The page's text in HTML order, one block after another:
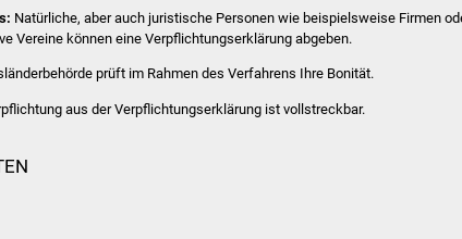
Natürliche, aber auch juristische Personen wie beispielsweise Firmen
Vereine können eine Verpflichtungserklärung abgeben.
prüft im Rahmen des Verfahrens Ihre Bonität.
aus der Verpflichtungserklärung ist vollstreckbar.